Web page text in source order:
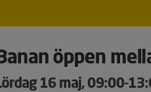
öppen
16 maj, 09:00-